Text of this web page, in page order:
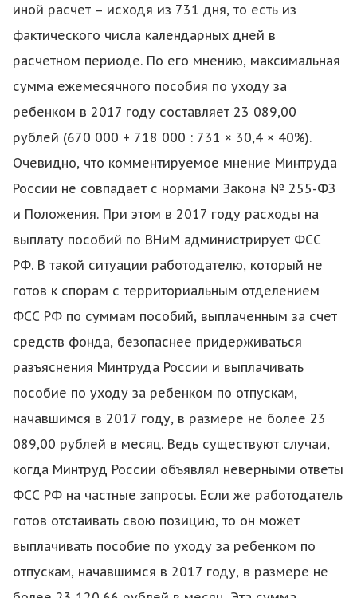
иной расчет – исходя из 731 дня, то есть из
фактического числа календарных дней в
расчетном периоде. По его мнению, максимальная
сумма ежемесячного пособия по уходу за
ребенком в 2017 году составляет 23 089,00
рублей (670 000 + 718 000 : 731 × 30,4 × 40%).
Очевидно, что комментируемое мнение Минтруда
России не совпадает с нормами Закона № 255-ФЗ
и Положения. При этом в 2017 году расходы на
выплату пособий по ВНиМ администрирует ФСС
РФ. В такой ситуации работодателю, который не
готов к спорам с территориальным отделением
ФСС РФ по суммам пособий, выплаченным за счет
средств фонда, безопаснее придерживаться
разъяснения Минтруда России и выплачивать
пособие по уходу за ребенком по отпускам,
начавшимся в 2017 году, в размере не более 23
089,00 рублей в месяц. Ведь существуют случаи,
когда Минтруд России объявлял неверными ответы
ФСС РФ на частные запросы. Если же работодатель
готов отстаивать свою позицию, то он может
выплачивать пособие по уходу за ребенком по
отпускам, начавшимся в 2017 году, в размере не